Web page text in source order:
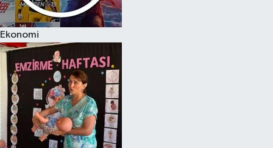
Ekonomi